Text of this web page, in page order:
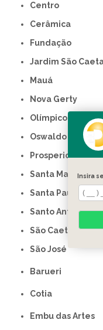
Centro
Cerâmica
Fundação
Jardim São
Mauá
Nova Gerty
Olímpico
Oswaldo Cruz
Prosperidade
Santa Maria
Santa Paula
Santo Antônio
São Caetano do
São José
Barueri
Cotia
Embu das Artes
Insira